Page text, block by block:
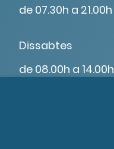
de 07.30h a 21.00h
Dissabtes
de 08.00h a 14.00h